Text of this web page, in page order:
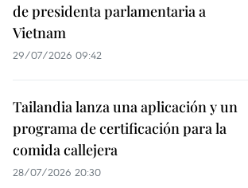
de presidenta parlamentaria a
Vietnam
29/07/2026 09:42
Tailandia lanza una aplicación y un
programa de certificación para la
comida callejera
28/07/2026 20:30